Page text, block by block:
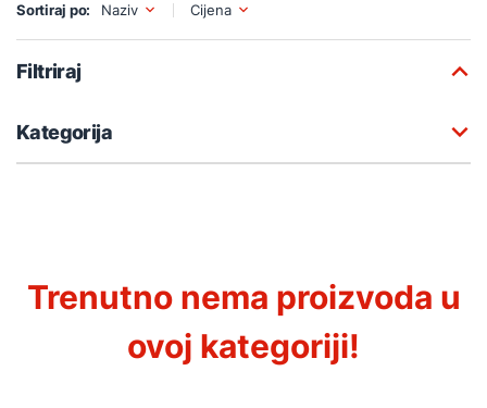
Sortiraj po:
Naziv Cijena
Filtriraj
Kategorija
Trenutno nema proizvoda u
ovoj kategoriji!